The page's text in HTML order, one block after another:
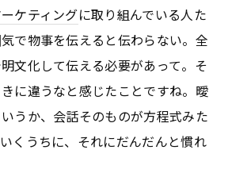
ケティングに取り組んでいる人た
で物事を伝えると伝わらない。全
文化して伝える必要があって。そ
に違うなと感じたことですね。曖
うか、会話そのものが方程式みた
くうちに、それにだんだんと慣れ